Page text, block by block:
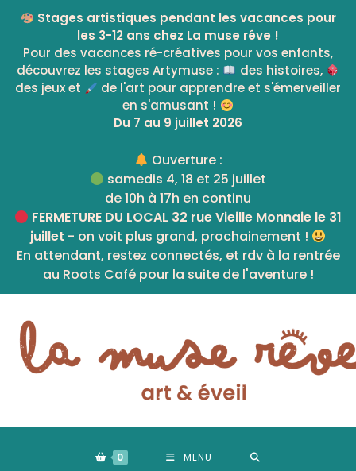
content
Stages artistiques pendant les vacances pour
les 3-12 ans chez La muse rêve !
Pour des vacances ré-créatives pour vos enfants,
découvrez les stages Artymuse :
des histoires,
des jeux et
de l'art pour apprendre et s'émerveiller
en s'amusant !
Du 7 au 9 juillet 2026
Ouverture :
samedis 4, 18 et 25 juillet
de 10h à 17h en continu
FERMETURE DU LOCAL 32 rue Vieille Monnaie le 31
juillet - on voit plus grand, prochainement !
En attendant, restez connectés, et rdv à la rentrée
au Roots Cafépour la suite de l'aventure !
0 MENU